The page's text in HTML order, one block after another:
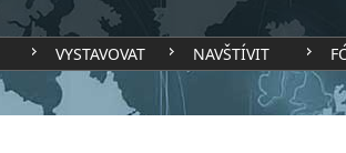
VYSTAVOVAT NAVŠTÍVIT